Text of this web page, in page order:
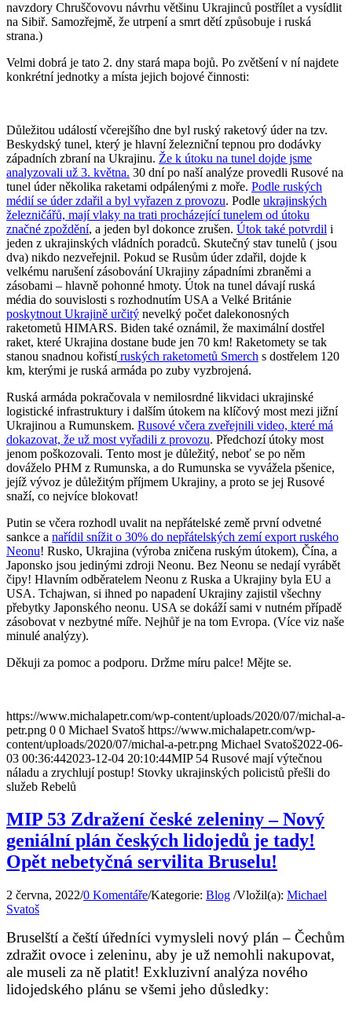
navzdory Chruščovovu návrhu většinu Ukrajinců postřílet a vysídlit
na Sibiř. Samozřejmě, že utrpení a smrt dětí způsobuje i ruská
strana.)
Velmi dobrá je tato 2. dny stará mapa bojů. Po zvětšení v ní najdete
konkrétní jednotky a místa jejich bojové činnosti:
Důležitou událostí včerejšího dne byl ruský raketový úder na tzv.
Beskydský tunel, který je hlavní železniční tepnou pro dodávky
západních zbraní na Ukrajinu. Že k útoku na tunel dojde jsme
analyzovali už 3. května. 30 dní po naší analýze provedli Rusové na
tunel úder několika raketami odpálenými z moře. Podle ruských
médií se úder zdařil a byl vyřazen z provozu. Podle ukrajinských
železničářů, mají vlaky na trati procházející tunelem od útoku
značné zpoždění, a jeden byl dokonce zrušen. Útok také potvrdil i
jeden z ukrajinských vládních poradců. Skutečný stav tunelů ( jsou
dva) nikdo nezveřejnil. Pokud se Rusům úder zdařil, dojde k
velkému narušení zásobování Ukrajiny západními zbraněmi a
zásobami – hlavně pohonné hmoty. Útok na tunel dávají ruská
média do souvislosti s rozhodnutím USA a Velké Británie
poskytnout Ukrajině určitý nevelký počet dalekonosných
raketometů HIMARS. Biden také oznámil, že maximální dostřel
raket, které Ukrajina dostane bude jen 70 km! Raketomety se tak
stanou snadnou kořistíruských raketometů Smerch s dostřelem 120
km, kterými je ruská armáda po zuby vyzbrojená.
Ruská armáda pokračovala v nemilosrdné likvidaci ukrajinské
logistické infrastruktury i dalším útokem na klíčový most mezi jižní
Ukrajinou a Rumunskem. Rusové včera zveřejnili video, které má
dokazovat, že už most vyřadili z provozu. Předchozí útoky most
jenom poškozovali. Tento most je důležitý, neboť se po něm
dováželo PHM z Rumunska, a do Rumunska se vyvážela pšenice,
jejíž vývoz je důležitým příjmem Ukrajiny, a proto se jej Rusové
snaží, co nejvíce blokovat!
Putin se včera rozhodl uvalit na nepřátelské země první odvetné
sankce a nařídil snížit o 30% do nepřátelských zemí export ruského
Neonu! Rusko, Ukrajina (výroba zničena ruským útokem), Čína, a
Japonsko jsou jedinými zdroji Neonu. Bez Neonu se nedají vyrábět
čipy! Hlavním odběratelem Neonu z Ruska a Ukrajiny byla EU a
USA. Tchajwan, si ihned po napadení Ukrajiny zajistil všechny
přebytky Japonského neonu. USA se dokáží sami v nutném případě
zásobovat v nezbytné míře. Nejhůř je na tom Evropa. (Více viz naše
minulé analýzy).
Děkuji za pomoc a podporu. Držme míru palce! Mějte se.
https://www.michalapetr.com/wp-content/uploads/2020/07/michal-a-
petr.png 0 0 Michael Svatoš https://www.michalapetr.com/wp-
content/uploads/2020/07/michal-a-petr.png Michael Svatoš2022-06-
03 00:36:442023-12-04 20:10:44MIP 54 Rusové mají výtečnou
náladu a zrychlují postup! Stovky ukrajinských policistů přešli do
služeb Rebelů
MIP 53 Zdražení české zeleniny – Nový
geniální plán českých lidojedů je tady!
Opět nebetyčná servilita Bruselu!
2 června, 2022/0 Komentáře/Kategorie: Blog /Vložil(a): Michael
Svatoš
Bruselští a čeští úředníci vymysleli nový plán – Čechům
zdražit ovoce i zeleninu, aby je už nemohli nakupovat,
ale museli za ně platit! Exkluzivní analýza nového
lidojedského plánu se všemi jeho důsledky: